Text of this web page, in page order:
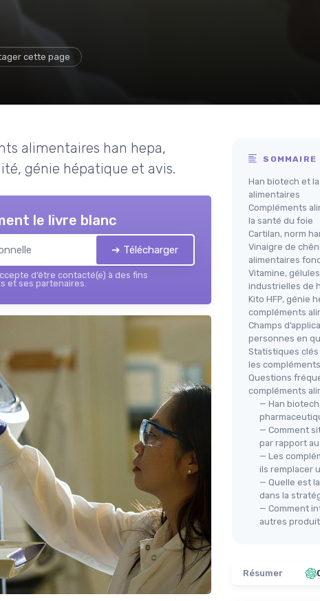
cette page
alimentaires han hepa,
génie hépatique et avis.
le livre blanc
➔ Télécharger
d’être contacté(e) à des fins
et ses partenaires.
SOMMAIRE
Han biotech et
alimentaires
Compléments
la santé du foie
Cartilan, norm
Vinaigre de
alimentaires
Vitamine,
industrielles de
Kito HFP, génie
compléments
Champs
personnes en
Statistiques
les
Questions
compléments
— Han
— Comment
par rapport
— Les
ils remplacer
— Quelle est
dans la
— Comment
autres
Résumer